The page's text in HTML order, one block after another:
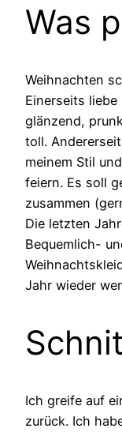
Was
Weihnachten
Einerseits
glänzend,
toll.
meinem Stil
feiern. Es soll
zusammen
Die letzten
Bequemlich-
Jahr wieder
Ich greife auf
zurück. Ich